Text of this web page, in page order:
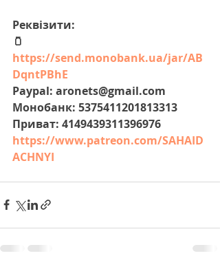
Реквізити:
🫙
https://send.monobank.ua/jar/AB
DqntPBhE
Paypal: aronets@gmail.com
Монобанк: 5375411201813313
Приват: 4149439311396976
https://www.patreon.com/SAHAID
ACHNYI